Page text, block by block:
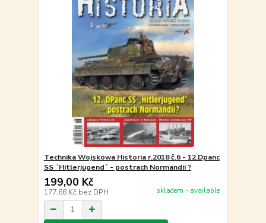
Technika Wojskowa Historia r.2018 č.6 - 12.Dpanc
SS ´Hitlerjugend´ - postrach Normandii ?
199,00 Kč
177,68 Kč bez DPH skladem - available